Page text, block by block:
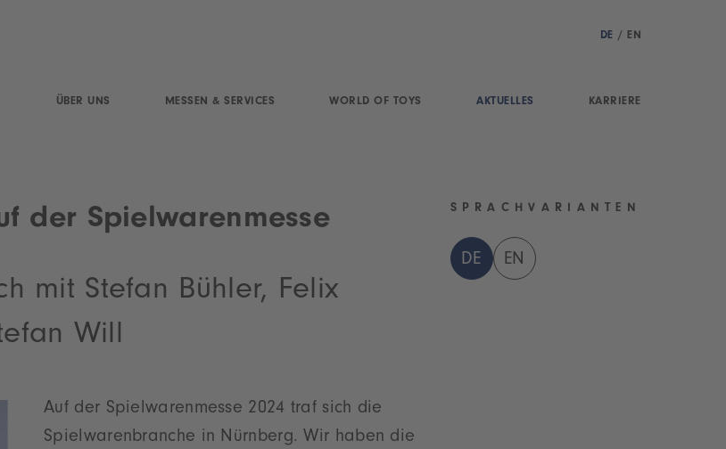
DE / EN
ÜBER UNS MESSEN & SERVICES WORLD OF TOYS AKTUELLES KARRIERE
SPRACHVARIANTEN
DE EN
der Spielwarenmesse
mit Stefan Bühler, Felix
Will
Auf der Spielwarenmesse 2024 traf sich die
Spielwarenbranche in Nürnberg. Wir haben die